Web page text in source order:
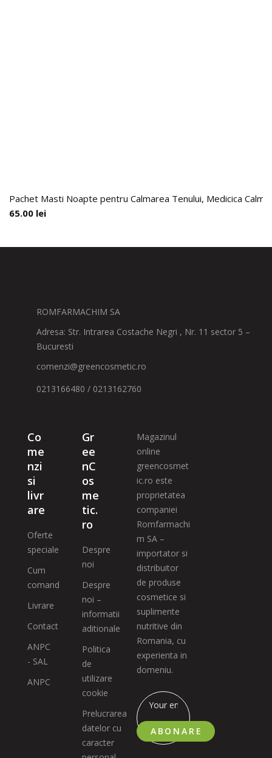
Pachet Masti Noapte pentru Calmarea Tenului, Medicica
65.00 lei
ROMFARMACHIM SA
Adresa: Str. Intrarea Costache Negri , Nr. 11 sector 5 –
Bucuresti
comenzi@greencosmetic.ro
0213166480 / 0213162760
Co
me
nzi
si
livr
are
Oferte
speciale
Cum
comand
Livrare
Contact
ANPC
- SAL
ANPC
Gr
ee
nC
os
me
tic.
ro
Despre
noi
Despre
noi –
informatii
aditionale
Politica
de
utilizare
cookie
Prelucrarea
datelor cu
caracter
Magazinul
online
greencosmet
ic.ro este
proprietatea
companiei
Romfarmachi
m SA –
importator si
distribuitor
de produse
cosmetice si
suplimente
nutritive din
Romania, cu
experienta in
domeniu.
ABONARE